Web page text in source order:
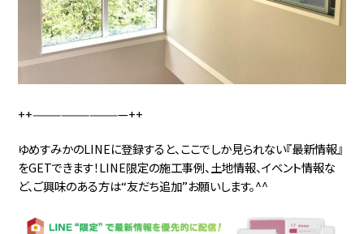
++——————————++
ゆめすみかのLINEに登録すると、ここでしか見られない『最新情報』
をGETできます！LINE限定の施工事例、土地情報、イベント情報な
ど、ご興味のある方は“友だち追加”お願いします。^^